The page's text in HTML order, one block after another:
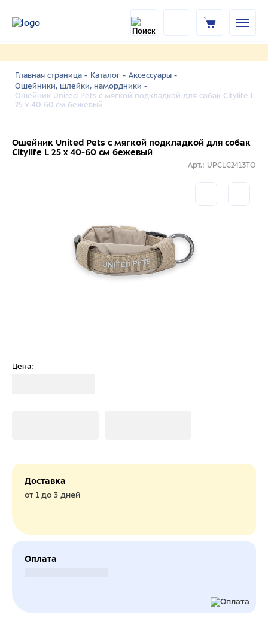
Главная страница - Каталог - Аксессуары -
Ошейники, шлейки, намордники -
Ошейник United Pets с мягкой подкладкой для собак Citylife L
25 x 40-60 см бежевый
Ошейник United Pets с мягкой подкладкой для собак
Citylife L 25 x 40-60 см бежевый
Арт.: UPCLC2413TO
Цена:
Доставка
от 1 до 3 дней
Оплата